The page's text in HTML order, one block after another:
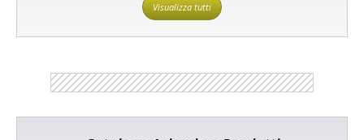
Visualizza tutti